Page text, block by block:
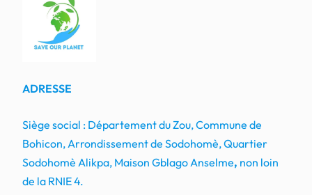
ADRESSE
Siège social : Département du Zou, Commune de
Bohicon, Arrondissement de Sodohomè, Quartier
Sodohomè Alikpa, Maison Gblago Anselme, non loin
de la RNIE 4.